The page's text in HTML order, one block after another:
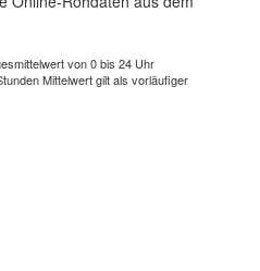
von 0 bis 24 Uhr
Mittelwert gilt als vorläufiger